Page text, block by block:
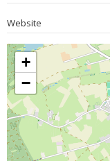
Website
+
−